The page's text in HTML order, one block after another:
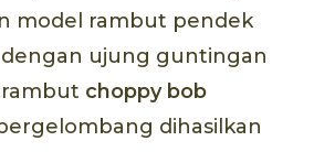
model rambut pendek
ujung guntingan
rambut choppy bob
dihasilkan